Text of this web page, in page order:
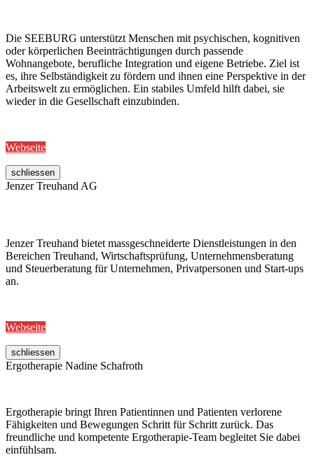
Die SEEBURG unterstützt Menschen mit psychischen, kognitiven
oder körperlichen Beeinträchtigungen durch passende
Wohnangebote, berufliche Integration und eigene Betriebe. Ziel ist
es, ihre Selbständigkeit zu fördern und ihnen eine Perspektive in der
Arbeitswelt zu ermöglichen. Ein stabiles Umfeld hilft dabei, sie
wieder in die Gesellschaft einzubinden.
Webseite
schliessen
Jenzer Treuhand AG
Jenzer Treuhand bietet massgeschneiderte Dienstleistungen in den
Bereichen Treuhand, Wirtschaftsprüfung, Unternehmensberatung
und Steuerberatung für Unternehmen, Privatpersonen und Start-ups
an.
Webseite
schliessen
Ergotherapie Nadine Schafroth
Ergotherapie bringt Ihren Patientinnen und Patienten verlorene
Fähigkeiten und Bewegungen Schritt für Schritt zurück. Das
freundliche und kompetente Ergotherapie-Team begleitet Sie dabei
einfühlsam.